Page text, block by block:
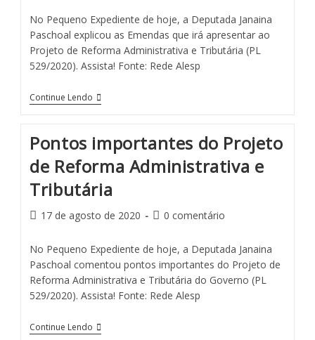
No Pequeno Expediente de hoje, a Deputada Janaina
Paschoal explicou as Emendas que irá apresentar ao
Projeto de Reforma Administrativa e Tributária (PL
529/2020). Assista! Fonte: Rede Alesp
Continue Lendo
Pontos importantes do Projeto
de Reforma Administrativa e
Tributária
17 de agosto de 2020 0 comentário
No Pequeno Expediente de hoje, a Deputada Janaina
Paschoal comentou pontos importantes do Projeto de
Reforma Administrativa e Tributária do Governo (PL
529/2020). Assista! Fonte: Rede Alesp
Continue Lendo